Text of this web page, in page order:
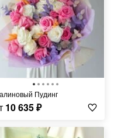
Малиновый Пудинг
10 635₽